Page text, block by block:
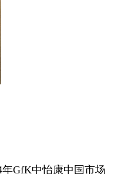
GfK中怡康中国市场